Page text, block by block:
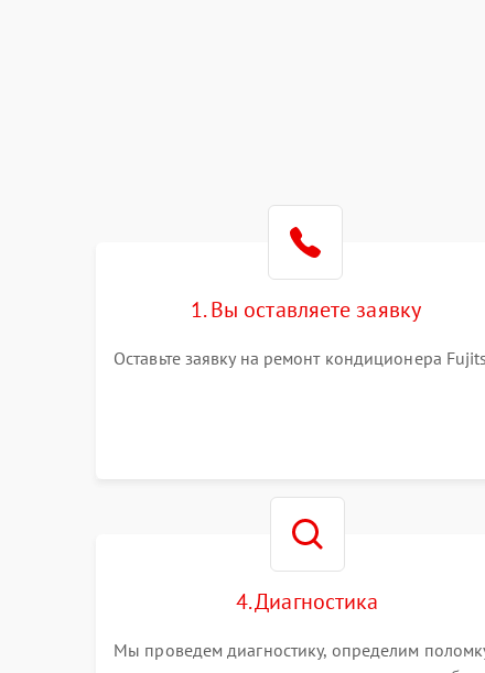
1. Вы оставляете заявку
Оставьте заявку на ремонт кондиционера
4. Диагностика
Мы проведем диагностику, определим